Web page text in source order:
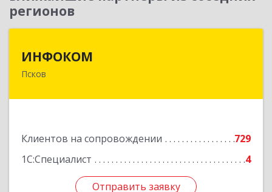
регионов
ИНФОКОМ
Псков
Клиентов на сопровождении
729
1С:Специалист
4
Отправить заявку
180000, Псковская обл, Псков г, Советская ул,
Отправить заявку